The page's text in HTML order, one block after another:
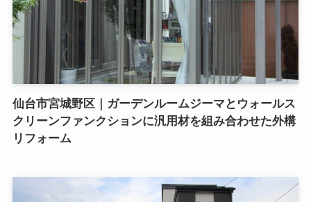
仙台市宮城野区｜ガーデンルームジーマとウォールス
クリーンファンクションに汎用材を組み合わせた外構
リフォーム